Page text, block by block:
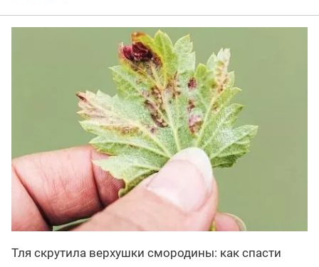
Тля скрутила верхушки смородины: как спасти